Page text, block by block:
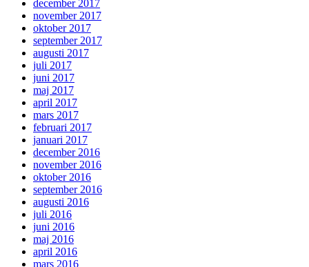
december 2017
november 2017
oktober 2017
september 2017
augusti 2017
juli 2017
juni 2017
maj 2017
april 2017
mars 2017
februari 2017
januari 2017
december 2016
november 2016
oktober 2016
september 2016
augusti 2016
juli 2016
juni 2016
maj 2016
april 2016
mars 2016